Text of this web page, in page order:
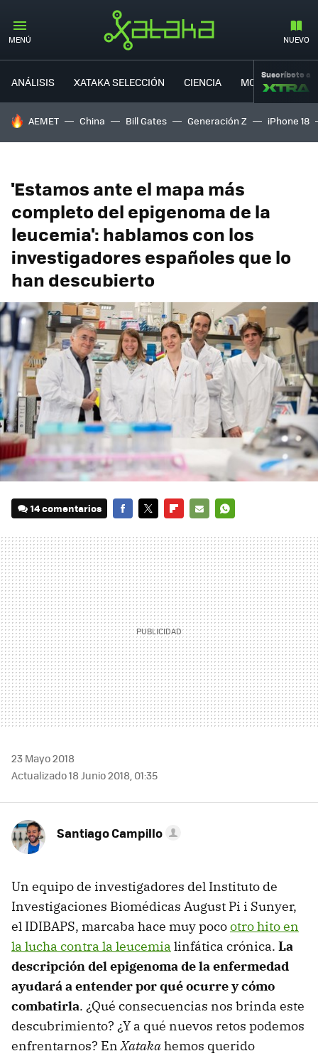
MENÚ NUEVO
ANÁLISIS XATAKA SELECCIÓN CIENCIA MOVILIDAD
Suscríbete a
HOY SE HABLA DE
AEMET China Bill Gates Generación Z iPhone 18
'Estamos ante el mapa más
completo del epigenoma de la
leucemia': hablamos con los
investigadores españoles que lo
han descubierto
14 comentarios
MAIL
23 Mayo 2018
Actualizado 18 Junio 2018, 01:35
Santiago Campillo
Un equipo de investigadores del Instituto de
Investigaciones Biomédicas August Pi i Sunyer,
el IDIBAPS, marcaba hace muy pocootro hito en
la lucha contra la leucemia linfática crónica. La
descripción del epigenoma de la enfermedad
ayudará a entender por qué ocurre y cómo
combatirla. ¿Qué consecuencias nos brinda este
descubrimiento? ¿Y a qué nuevos retos podemos
enfrentarnos? EnXatakahemos querido